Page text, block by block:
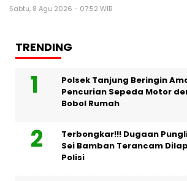
Sabtu, 8 Agu 2026 - 07:52 WIB
TRENDING
Polsek Tanjung Beringin
Pencurian Sepeda Motor
Bobol Rumah
Terbongkar!!! Dugaan
Sei Bamban Terancam
Polisi